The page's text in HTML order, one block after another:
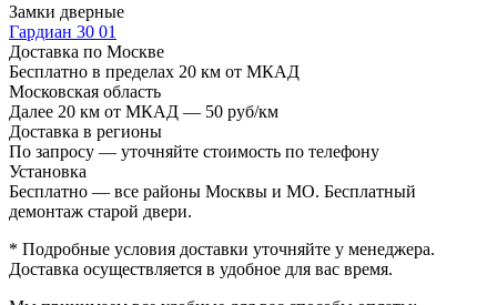
Замки дверные
Гардиан 30 01
Доставка по Москве
Бесплатно в пределах 20 км от МКАД
Московская область
Далее 20 км от МКАД — 50 руб/км
Доставка в регионы
По запросу — уточняйте стоимость по телефону
Установка
Бесплатно — все районы Москвы и МО. Бесплатный
демонтаж старой двери.
* Подробные условия доставки уточняйте у менеджера.
Доставка осуществляется в удобное для вас время.